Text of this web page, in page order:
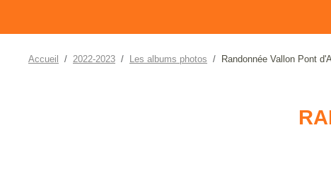
Accueil 2022-2023 Les albums photos Randonnée Vallon Pont